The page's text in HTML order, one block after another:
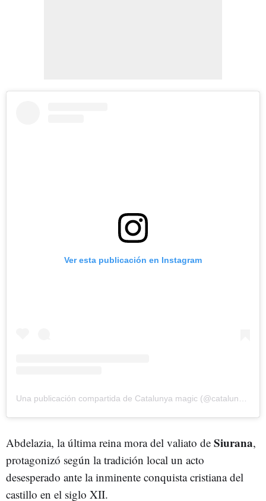
Ver esta publicación en Instagram
Una publicación compartida de Catalunya magic (@catalunya_magic)
Abdelazia, la última reina mora del valiato de Siurana,
protagonizó según la tradición local un acto
desesperado ante la inminente conquista cristiana del
castillo en el siglo XII.